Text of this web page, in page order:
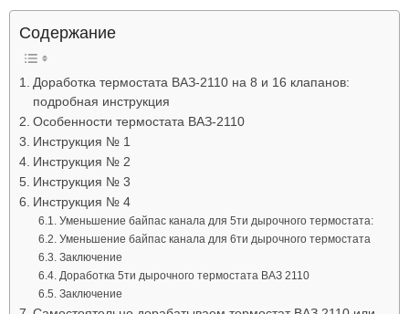
Содержание
Доработка термостата ВАЗ-2110 на 8 и 16 клапанов:
подробная инструкция
Особенности термостата ВАЗ-2110
Инструкция № 1
Инструкция № 2
Инструкция № 3
Инструкция № 4
Уменьшение байпас канала для 5ти дырочного термостата:
Уменьшение байпас канала для 6ти дырочного термостата
Заключение
Доработка 5ти дырочного термостата ВАЗ 2110
Заключение